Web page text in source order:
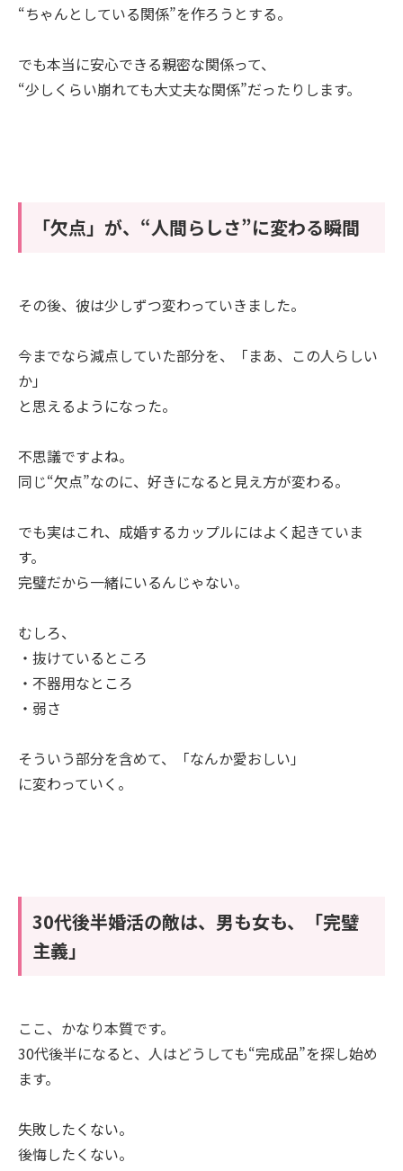
“ちゃんとしている関係”を作ろうとする。
でも本当に安心できる親密な関係って、
“少しくらい崩れても大丈夫な関係”だったりします。
「欠点」が、“人間らしさ”に変わる瞬間
その後、彼は少しずつ変わっていきました。
今までなら減点していた部分を、「まあ、この人らしい
か」
と思えるようになった。
不思議ですよね。
同じ“欠点”なのに、好きになると見え方が変わる。
でも実はこれ、成婚するカップルにはよく起きていま
す。
完璧だから一緒にいるんじゃない。
むしろ、
・抜けているところ
・不器用なところ
・弱さ
そういう部分を含めて、「なんか愛おしい」
に変わっていく。
30代後半婚活の敵は、男も女も、「完璧
主義」
ここ、かなり本質です。
30代後半になると、人はどうしても“完成品”を探し始め
ます。
失敗したくない。
後悔したくない。